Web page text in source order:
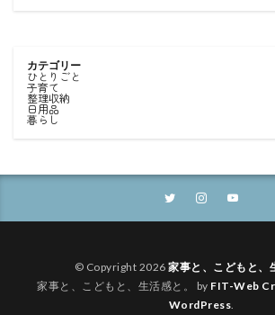
カテゴリー
ひとりごと
子育て
整理収納
日用品
暮らし
© Copyright 2026 家事と、こどもと、
家事と、こどもと、生活感と。 by FIT-Web
WordPress